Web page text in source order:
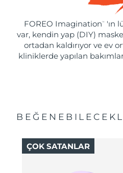
FOREO Imagination ™
'ın
var, kendin yap (DIY)
ortadan kaldırıyor ve ev
kliniklerde yapılan
ÇOK SATANLAR